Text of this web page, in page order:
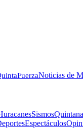
FuerzaNoticias de
SismosQuintana
Espectáculos